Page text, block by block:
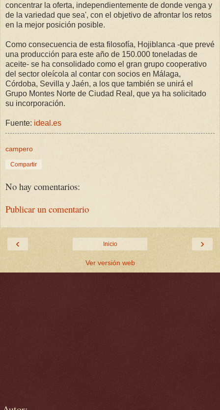
concentrar la oferta, independientemente de donde venga y
de la variedad que sea', con el objetivo de afrontar los retos
en la mejor posición posible.
Como consecuencia de esta filosofía, Hojiblanca -que prevé
una producción para este año de 150.000 toneladas de
aceite- se ha consolidado como el gran grupo cooperativo
del sector oleícola al contar con socios en Málaga,
Córdoba, Sevilla y Jaén, a los que también se unirá el
Grupo Montes Norte de Ciudad Real, que ya ha solicitado
su incorporación.
Fuente: ideal.es
campero
Compartir
No hay comentarios:
Publicar un comentario
‹ ›
Inicio
Ver versión web